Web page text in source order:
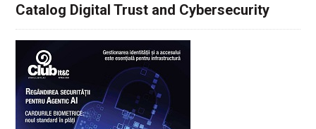
Catalog Digital Trust and Cybersecurity